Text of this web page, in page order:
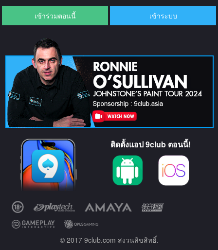
เข้าร่วมตอนนี้ เข้าระบบ
ติดตั้งแอป 9club ตอนนี้!
© 2017 9club.com สงวนลิขสิทธิ์.